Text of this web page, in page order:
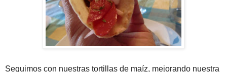
Seguimos con nuestras tortillas de maíz, mejorando nuestra